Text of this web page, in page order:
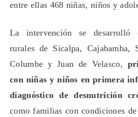
entre ellas 468 niñas, niños y
La intervención se desarrolló
rurales de Sicalpa, Cajabamba,
Columbe y Juan de Velasco,
con niñas y niños en primera
diagnóstico de desnutrición
como familias con condiciones